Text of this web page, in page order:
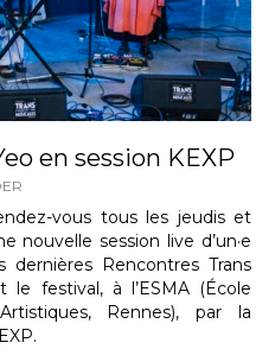
en session KEXP
vous tous les jeudis et
nouvelle session live d’un·e
Rencontres Trans
le festival, à l’ESMA (École
Rennes), par la